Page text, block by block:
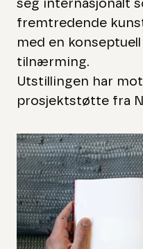
seg internasjonalt
fremtredende
med en
tilnærming.
Utstillingen har
prosjektstøtte fra